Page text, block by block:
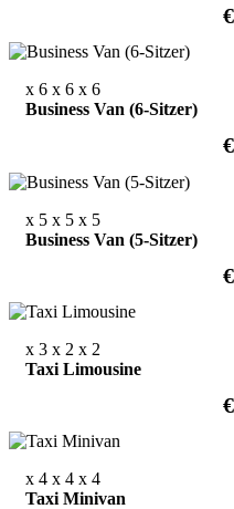
x 6 x 6 x 6
Business Van (6-Sitzer)
x 5 x 5 x 5
Business Van (5-Sitzer)
x 3 x 2 x 2
Taxi Limousine
x 4 x 4 x 4
Taxi Minivan